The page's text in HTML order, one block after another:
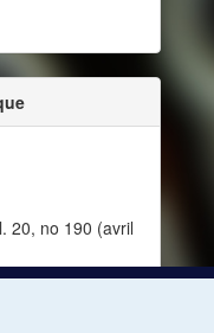
20, no 190 (avril
Style,